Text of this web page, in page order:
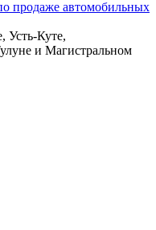
Усть-Куте,
и Магистральном